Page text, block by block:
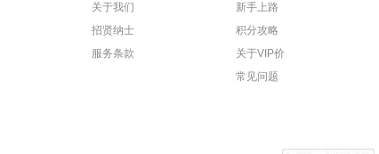
关于我们
招贤纳士
服务条款
新手上路
积分攻略
关于VIP价
常见问题